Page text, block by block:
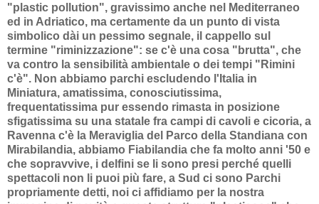
"plastic pollution", gravissimo anche nel Mediterraneo
ed in Adriatico, ma certamente da un punto di vista
simbolico dài un pessimo segnale, il cappello sul
termine "riminizzazione": se c'è una cosa "brutta", che
va contro la sensibilità ambientale o dei tempi "Rimini
c'è". Non abbiamo parchi escludendo l'Italia in
Miniatura, amatissima, conosciutissima,
frequentatissima pur essendo rimasta in posizione
sfigatissima su una statale fra campi di cavoli e cicoria, a
Ravenna c'è la Meraviglia del Parco della Standiana con
Mirabilandia, abbiamo Fiabilandia che fa molto anni '50 e
che sopravvive, i delfini se li sono presi perché quelli
spettacoli non li puoi più fare, a Sud ci sono Parchi
propriamente detti, noi ci affidiamo per la nostra